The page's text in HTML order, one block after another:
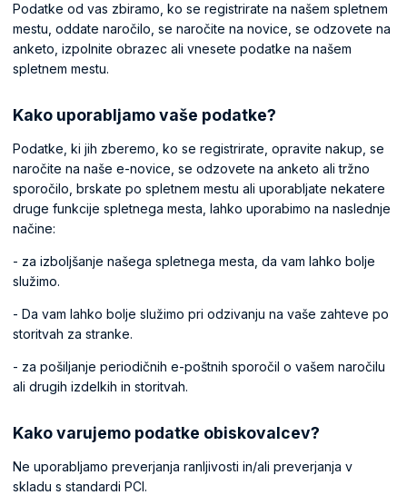
Podatke od vas zbiramo, ko se registrirate na našem spletnem
mestu, oddate naročilo, se naročite na novice, se odzovete na
anketo, izpolnite obrazec ali vnesete podatke na našem
spletnem mestu.
Kako uporabljamo vaše podatke?
Podatke, ki jih zberemo, ko se registrirate, opravite nakup, se
naročite na naše e-novice, se odzovete na anketo ali tržno
sporočilo, brskate po spletnem mestu ali uporabljate nekatere
druge funkcije spletnega mesta, lahko uporabimo na naslednje
načine:
- za izboljšanje našega spletnega mesta, da vam lahko bolje
služimo.
- Da vam lahko bolje služimo pri odzivanju na vaše zahteve po
storitvah za stranke.
- za pošiljanje periodičnih e-poštnih sporočil o vašem naročilu
ali drugih izdelkih in storitvah.
Kako varujemo podatke obiskovalcev?
Ne uporabljamo preverjanja ranljivosti in/ali preverjanja v
skladu s standardi PCI.